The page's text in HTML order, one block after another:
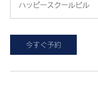
ハッピースクールビル
今すぐ予約